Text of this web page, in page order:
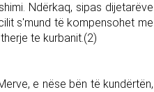
Ndërkaq, sipas dijetarëve
s'mund të kompensohet me
te kurbanit.(2)
e nëse bën të kundërtën,